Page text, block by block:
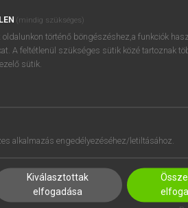
(mindig szükséges)
történő böngészéshez,a funkciók
A feltétlenül szükséges sütik közé tartoznak
sütik.
alkalmazás engedélyezéséhez/letiltásához.
Kiválasztottak
elfogadása